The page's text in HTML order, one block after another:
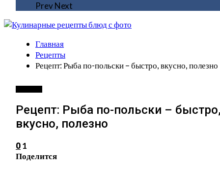
PrevNext
Главная
Рецепты
Рецепт: Рыба по-польски – быстро, вкусно, полезно
Рецепт: Рыба по-польски –
вкусно, полезно
0 1
Поделится